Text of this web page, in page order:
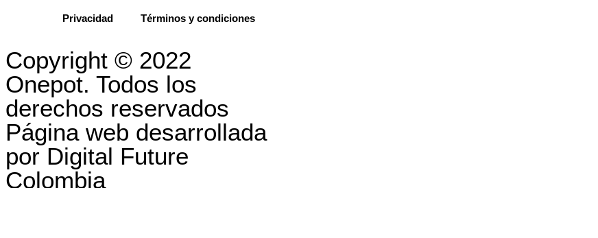
Privacidad Términos y condiciones
Copyright © 2022
Onepot. Todos los
derechos reservados
Página web desarrollada
por Digital Future
Colombia